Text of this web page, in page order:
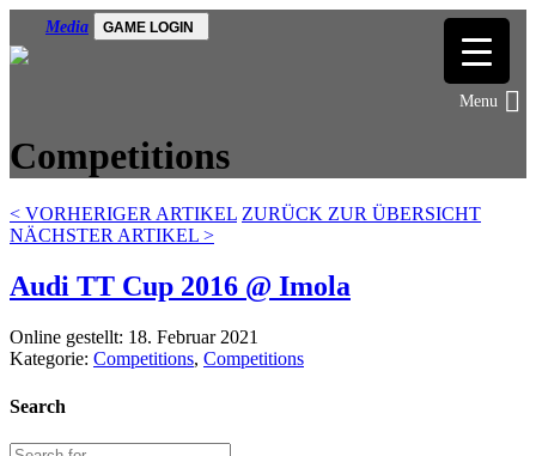
Media GAME LOGIN
Competitions
< VORHERIGER ARTIKEL ZURÜCK ZUR ÜBERSICHT
NÄCHSTER ARTIKEL >
Audi TT Cup 2016 @ Imola
Online gestellt: 18. Februar 2021
Kategorie: Competitions, Competitions
Search